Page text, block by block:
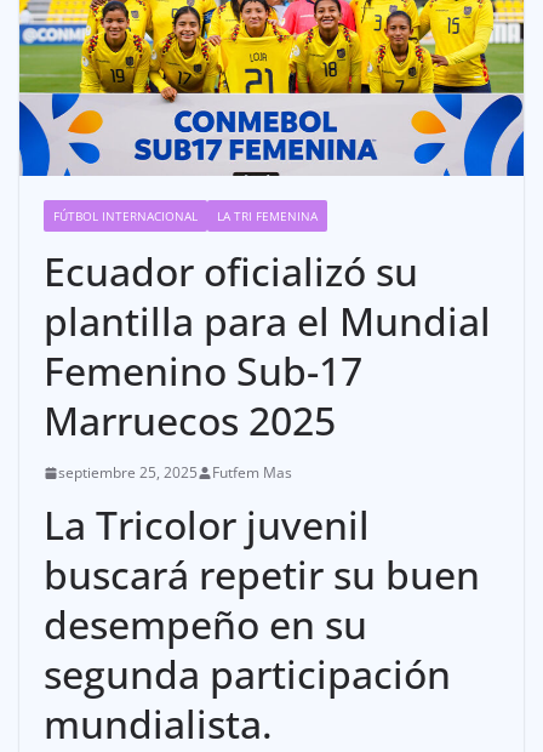
FÚTBOL INTERNACIONAL LA TRI FEMENINA
Ecuador oficializó su
plantilla para el Mundial
Femenino Sub-17
Marruecos 2025
septiembre 25, 2025 Futfem Mas
La Tricolor juvenil
buscará repetir su buen
desempeño en su
segunda participación
mundialista.